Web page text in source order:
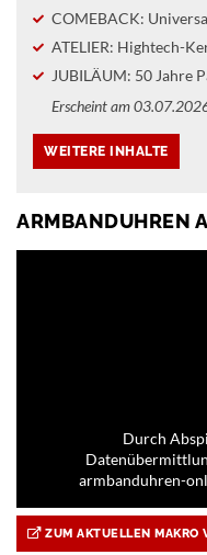
COMEBACK:
ATELIER: Hightech-
JUBILÄUM: 50 Jahre
Erscheint am
ARMBANDUHREN
Durch
armbanduhren-
ZUM AKTUELLEN MAKRO